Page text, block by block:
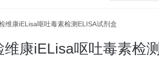
维康iELisa呕吐毒素检测ELISA试剂盒
维康iELisa呕吐毒素检